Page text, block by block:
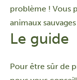
problème ! Vous
animaux
Le guide
Pour être sûr de